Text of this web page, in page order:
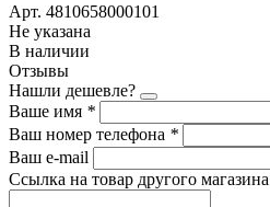
Арт. 4810658000101
Не указана
В наличии
Отзывы
Нашли дешевле?
Ваше имя *
Ваш номер телефона *
Ваш e-mail
Ссылка на товар другого магазина